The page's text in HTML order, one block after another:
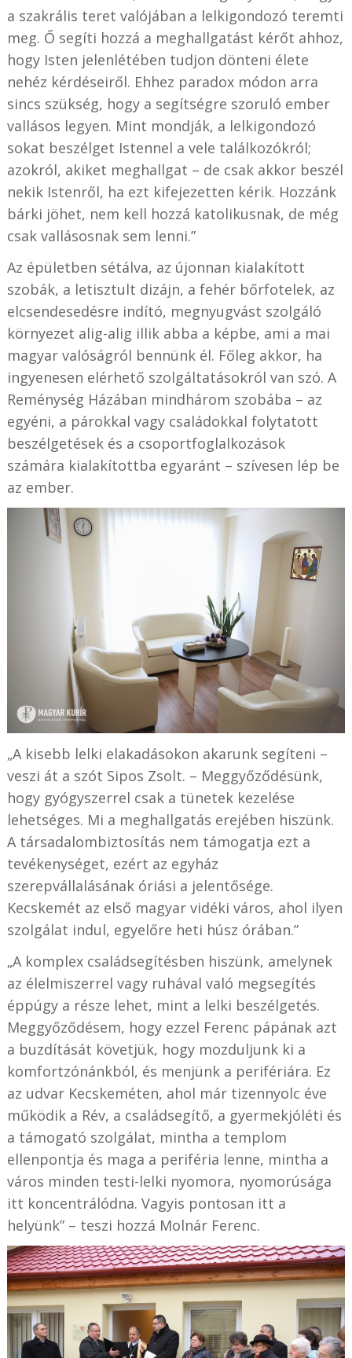
a szakrális teret valójában a lelkigondozó teremti
meg. Ő segíti hozzá a meghallgatást kérőt ahhoz,
hogy Isten jelenlétében tudjon dönteni élete
nehéz kérdéseiről. Ehhez paradox módon arra
sincs szükség, hogy a segítségre szoruló ember
vallásos legyen. Mint mondják, a lelkigondozó
sokat beszélget Istennel a vele találkozókról;
azokról, akiket meghallgat – de csak akkor beszél
nekik Istenről, ha ezt kifejezetten kérik. Hozzánk
bárki jöhet, nem kell hozzá katolikusnak, de még
csak vallásosnak sem lenni.”
Az épületben sétálva, az újonnan kialakított
szobák, a letisztult dizájn, a fehér bőrfotelek, az
elcsendesedésre indító, megnyugvást szolgáló
környezet alig-alig illik abba a képbe, ami a mai
magyar valóságról bennünk él. Főleg akkor, ha
ingyenesen elérhető szolgáltatásokról van szó. A
Reménység Házában mindhárom szobába – az
egyéni, a párokkal vagy családokkal folytatott
beszélgetések és a csoportfoglalkozások
számára kialakítottba egyaránt – szívesen lép be
az ember.
„A kisebb lelki elakadásokon akarunk segíteni –
veszi át a szót Sipos Zsolt. – Meggyőződésünk,
hogy gyógyszerrel csak a tünetek kezelése
lehetséges. Mi a meghallgatás erejében hiszünk.
A társadalombiztosítás nem támogatja ezt a
tevékenységet, ezért az egyház
szerepvállalásának óriási a jelentősége.
Kecskemét az első magyar vidéki város, ahol ilyen
szolgálat indul, egyelőre heti húsz órában.”
„A komplex családsegítésben hiszünk, amelynek
az élelmiszerrel vagy ruhával való megsegítés
éppúgy a része lehet, mint a lelki beszélgetés.
Meggyőződésem, hogy ezzel Ferenc pápának azt
a buzdítását követjük, hogy mozduljunk ki a
komfortzónánkból, és menjünk a perifériára. Ez
az udvar Kecskeméten, ahol már tizennyolc éve
működik a Rév, a családsegítő, a gyermekjóléti és
a támogató szolgálat, mintha a templom
ellenpontja és maga a periféria lenne, mintha a
város minden testi-lelki nyomora, nyomorúsága
itt koncentrálódna. Vagyis pontosan itt a
helyünk” – teszi hozzá Molnár Ferenc.